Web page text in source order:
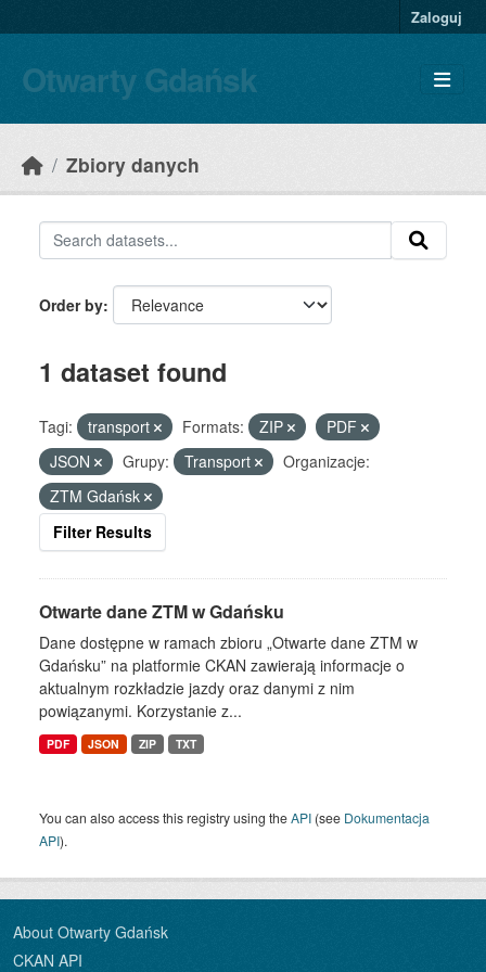
Zaloguj
Otwarty Gdańsk
Zbiory danych
Order by
1 dataset found
Tagi: transport Formats: ZIP
PDF
JSON
Grupy: Transport
Organizacje:
ZTM Gdańsk
Filter Results
Otwarte dane ZTM w Gdańsku
Dane dostępne w ramach zbioru „Otwarte dane ZTM w
Gdańsku” na platformie CKAN zawierają informacje o
aktualnym rozkładzie jazdy oraz danymi z nim
powiązanymi. Korzystanie z...
PDF JSON ZIP TXT
You can also access this registry using theAPI (see Dokumentacja
API).
About Otwarty Gdańsk
CKAN API